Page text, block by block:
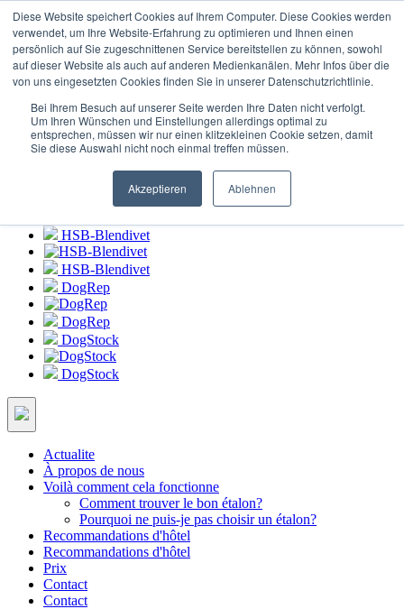
Diese Website speichert Cookies auf Ihrem Computer. Diese Cookies werden
verwendet, um Ihre Website-Erfahrung zu optimieren und Ihnen einen
persönlich auf Sie zugeschnittenen Service bereitstellen zu können, sowohl
auf dieser Website als auch auf anderen Medienkanälen. Mehr Infos über die
von uns eingesetzten Cookies finden Sie in unserer Datenschutzrichtlinie.
Bei Ihrem Besuch auf unserer Seite werden Ihre Daten nicht verfolgt.
Um Ihren Wünschen und Einstellungen allerdings optimal zu
entsprechen, müssen wir nur einen klitzekleinen Cookie setzen, damit
Sie diese Auswahl nicht noch einmal treffen müssen.
Akzeptieren Ablehnen
Connexion auportail HSB-Blendivet
HSB-Blendivet
DogRep
DogRep
DogStock
DogStock
HSB-Blendivet
HSB-Blendivet
DogRep
DogRep
DogStock
DogStock
Actualite
À propos de nous
Voilà comment cela fonctionne
Comment trouver le bon étalon?
Pourquoi ne puis-je pas choisir un étalon?
Recommandations d'hôtel
Recommandations d'hôtel
Prix
Contact
Contact